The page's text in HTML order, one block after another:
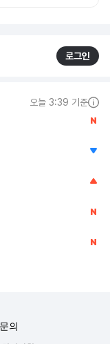
로그인
오늘 3:39 기준
의